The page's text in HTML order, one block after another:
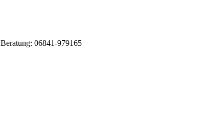
Beratung: 06841-979165